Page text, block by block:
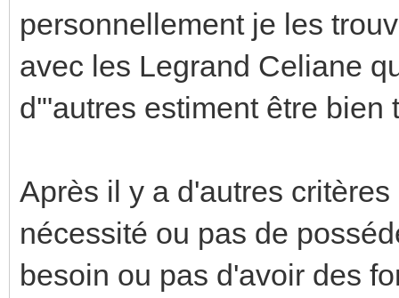
personnellement je les
avec les Legrand Celiane
d'"autres estiment être bien
Après il y a d'autres
nécessité ou pas de
besoin ou pas d'avoir des